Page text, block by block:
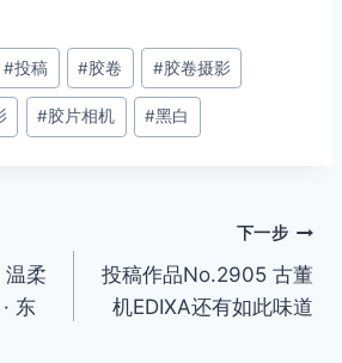
#投稿 #胶卷 #胶卷摄影
#胶片相机 #黑白
柔
东
下一步
投稿作品No.2905 古董
机EDIXA还有如此味道